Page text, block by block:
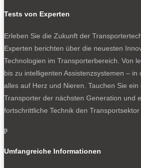
Kilogramm. Gibt’s mit 400 oder 800
Gängen.
In Europa ist er fast verschwunden –
war mal was – aber anderswo in der
Antrieb mit Range Extender
Funktion ist generell einfach: Geht der
Traktionsbatterie zur Neige, dient ein
Generator und liefert Saft für den E-
Notstromaggregat fürs rollende
in sensiblen Gebieten, dank
Tests von Experten
Erleben Sie die Zukunft der
Experten berichten über die neuesten
Technologien im Transporterbereich. Von
bis zu intelligenten Assistenzsystemen – in
alles auf Herz und Nieren. Tauchen Sie ein
Transporter der nächsten Generation und
fortschrittliche Technik den Transportsektor
p
Umfangreiche Informationen